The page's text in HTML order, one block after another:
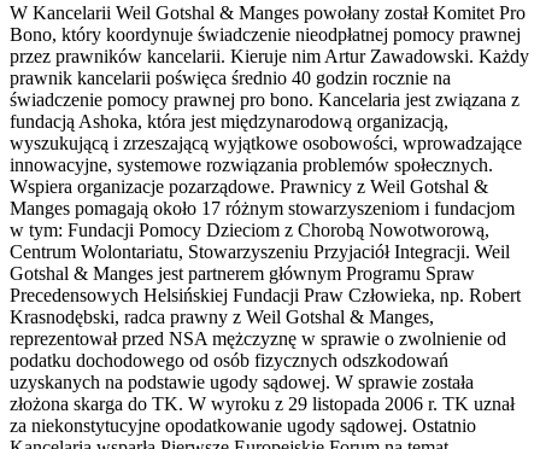
W Kancelarii Weil Gotshal & Manges powołany został Komitet Pro
Bono, który koordynuje świadczenie nieodpłatnej pomocy prawnej
przez prawników kancelarii. Kieruje nim Artur Zawadowski. Każdy
prawnik kancelarii poświęca średnio 40 godzin rocznie na
świadczenie pomocy prawnej pro bono. Kancelaria jest związana z
fundacją Ashoka, która jest międzynarodową organizacją,
wyszukującą i zrzeszającą wyjątkowe osobowości, wprowadzające
innowacyjne, systemowe rozwiązania problemów społecznych.
Wspiera organizacje pozarządowe. Prawnicy z Weil Gotshal &
Manges pomagają około 17 różnym stowarzyszeniom i fundacjom
w tym: Fundacji Pomocy Dzieciom z Chorobą Nowotworową,
Centrum Wolontariatu, Stowarzyszeniu Przyjaciół Integracji. Weil
Gotshal & Manges jest partnerem głównym Programu Spraw
Precedensowych Helsińskiej Fundacji Praw Człowieka, np. Robert
Krasnodębski, radca prawny z Weil Gotshal & Manges,
reprezentował przed NSA mężczyznę w sprawie o zwolnienie od
podatku dochodowego od osób fizycznych odszkodowań
uzyskanych na podstawie ugody sądowej. W sprawie została
złożona skarga do TK. W wyroku z 29 listopada 2006 r. TK uznał
za niekonstytucyjne opodatkowanie ugody sądowej. Ostatnio